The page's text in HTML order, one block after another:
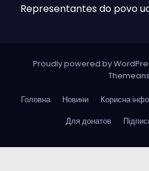
Representantes do povo
Proudly powered by
Головна Новини Корисна
Для донатов